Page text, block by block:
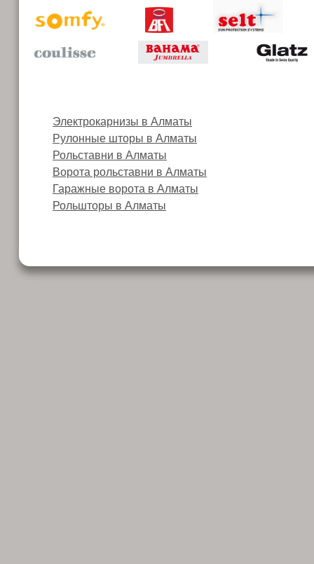
Электрокарнизы в Алматы
Рулонные шторы в Алматы
Рольставни в Алматы
Ворота рольставни в Алматы
Гаражные ворота в Алматы
Рольшторы в Алматы